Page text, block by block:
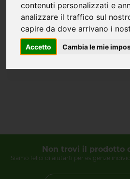
contenuti personalizzati e
analizzare il traffico sul
capire da dove arrivano i
Accetto Cambia le mie
Home Iscrizione newsletter
Ricevi le ultime novità
Non trovi il prodotto
Siamo felici di aiutarti per esigenze